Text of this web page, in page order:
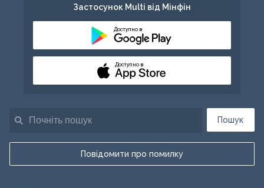
Пошук
Повідомити про помилку
Застосунок Multi від Мінфін
Доступно в
Доступно в